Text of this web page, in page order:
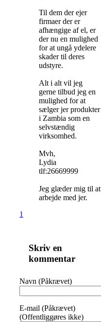
Til dem der ejer
firmaer der er
afhængige af el, er
der nu en mulighed
for at ungå ydelere
skader til deres
udstyre.
Alt i alt vil jeg
gerne tilbud jeg en
mulighed for at
sælger jer produkter
i Zambia som en
selvstændig
virksomhed.
Mvh,
Lydia
tlf:26669999
Jeg glæder mig til at
arbejde med jer.
1
Skriv en
kommentar
Navn (Påkrævet)
E-mail (Påkrævet)
(Offentliggøres ikke)